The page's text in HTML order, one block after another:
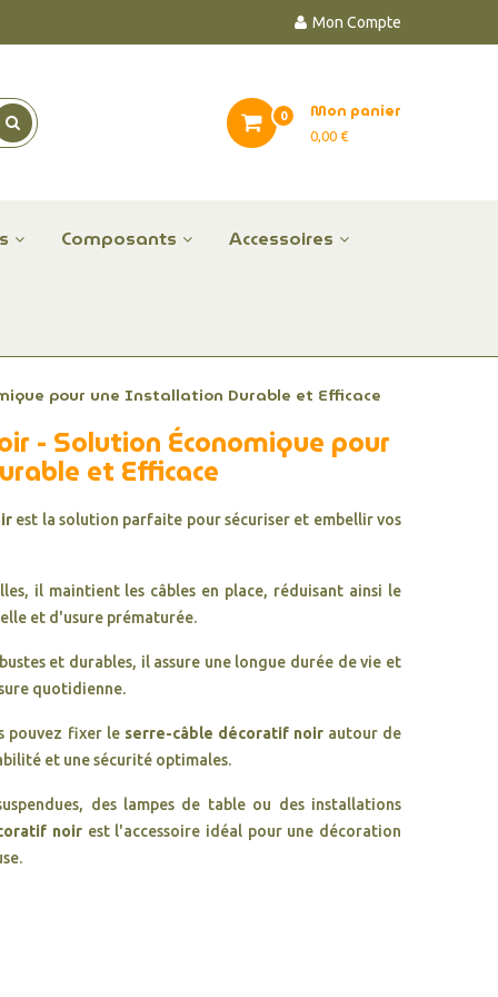
Mon Compte
Mon panier
0,00 €
0
Composants Accessoires
pour une Installation Durable et Efficace
- Solution Économique pour
et Efficace
est la solution parfaite pour sécuriser et embellir vos
il maintient les câbles en place, réduisant ainsi le
et d'usure prématurée.
et durables, il assure une longue durée de vie et
quotidienne.
pouvez fixer le serre-câble décoratif noir autour de
et une sécurité optimales.
des lampes de table ou des installations
noirest l'accessoire idéal pour une décoration